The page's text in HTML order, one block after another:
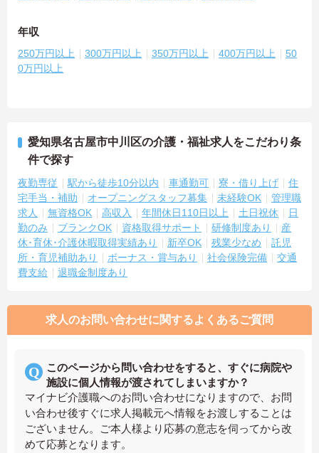
年収
250万円以上 300万円以上 350万円以上 400万円以上
50
0万円以上
愛知県名古屋市中川区の介護・福祉求人をこだわり条
件で探す
夜勤専従 駅から徒歩10分以内 車通勤可 寮・借り上げ
住
宅手当・補助
オープニングスタッフ募集 未経験OK
管理職
求人
無資格OK 高収入 年間休日110日以上 土日祝休
日
勤のみ
ブランクOK 資格取得サポート 研修制度あり
産
休･育休･介護休暇取得実績あり
新卒OK 残業少なめ
託児
所・育児補助あり
ボーナス・賞与あり 社会保険完備
交通
費支給
退職金制度あり
求人のお問い合わせに関するよくあるご質問
このページから問い合わせをすると、すぐに病院や
施設に個人情報が渡されてしまいますか？
マイナビ介護職へのお問い合わせになりますので、お問
い合わせ後すぐに求人掲載元へ情報をお渡しすることは
ございません。ご本人様より応募の意志を伺ってから改
めて応募となります。